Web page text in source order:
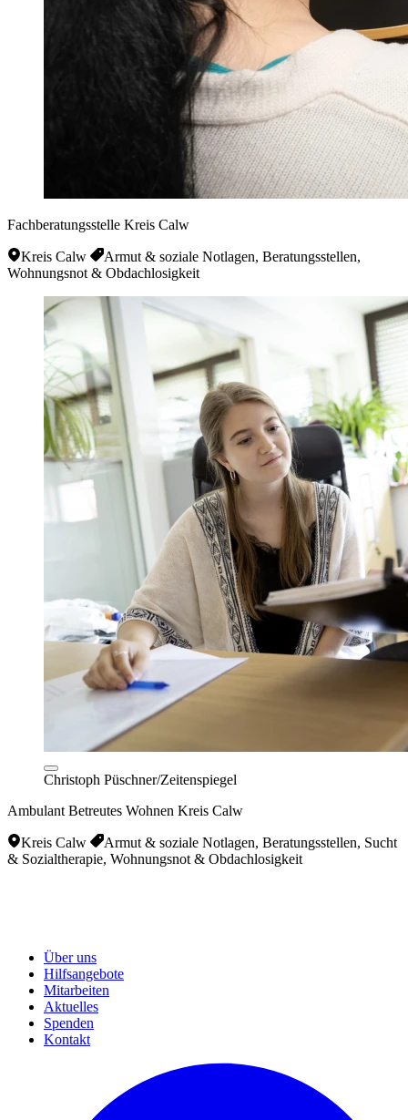
Fachberatungsstelle Kreis Calw
Kreis Calw
Armut & soziale Notlagen, Beratungsstellen,
Wohnungsnot & Obdachlosigkeit
Christoph Püschner/Zeitenspiegel
Ambulant Betreutes Wohnen Kreis Calw
Kreis Calw
Armut & soziale Notlagen, Beratungsstellen, Sucht
& Sozialtherapie, Wohnungsnot & Obdachlosigkeit
Über uns
Hilfsangebote
Mitarbeiten
Aktuelles
Spenden
Kontakt